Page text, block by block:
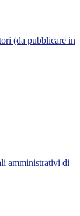
(da pubblicare in
amministrativi di